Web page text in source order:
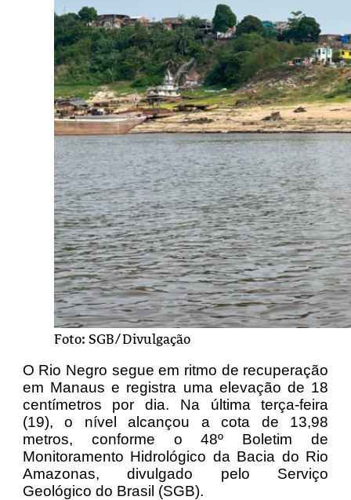
Foto: SGB/Divulgação
O Rio Negro segue em ritmo de recuperação
em Manaus e registra uma elevação de 18
centímetros por dia. Na última terça-feira
(19), o nível alcançou a cota de 13,98
metros, conforme o 48º Boletim de
Monitoramento Hidrológico da Bacia do Rio
Amazonas, divulgado pelo Serviço
Geológico do Brasil (SGB).